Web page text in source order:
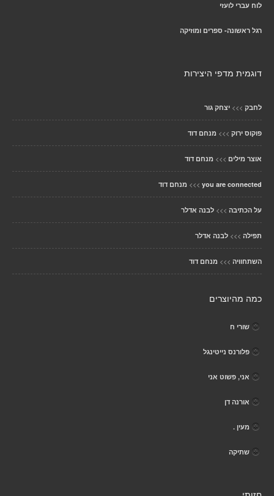
לוח עברי לועזי
רגל ראשונה- ספרים ומוזיקה
דוגמית מדפי היצירות
לחבק >>> יצחק גור
פוקוס ירוק >>> מנחם דוד
אוצר מילים >>> מנחם דוד
you are connected
>>> מנחם דוד
על הכתיבה >>> לבנה אדלר
תפילה >>> לבנה אדלר
השתחוויה >>> מנחם דוד
כמה מהיוצרים
שורי ח
פלורנס נייטינגל
אני, פשוט אני
אורנה דן
מעין .
שתיקה